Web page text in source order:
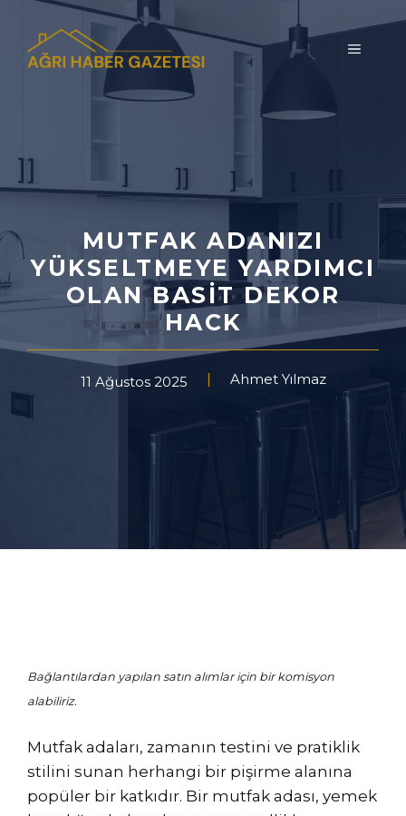
MENÜ
MUTFAK ADANIZI
YÜKSELTMEYE YARDIMCI
OLAN BASIT DEKOR
HACK
11 Ağustos 2025 Ahmet Yılmaz
Bağlantılardan yapılan satın alımlar için bir komisyon
alabiliriz.
Mutfak adaları, zamanın testini ve pratiklik
stilini sunan herhangi bir pişirme alanına
popüler bir katkıdır. Bir mutfak adası, yemek